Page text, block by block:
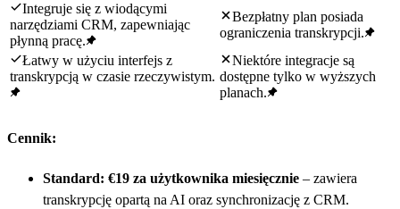
Integruje się z wiodącymi
narzędziami CRM, zapewniając
płynną pracę.
Bezpłatny plan posiada
ograniczenia transkrypcji.
Łatwy w użyciu interfejs z
transkrypcją w czasie rzeczywistym.
Niektóre integracje są
dostępne tylko w wyższych
planach.
Cennik:
Standard: €19 za użytkownika miesięcznie – zawiera
transkrypcję opartą na AI oraz synchronizację z CRM.